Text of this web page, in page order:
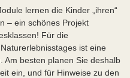
lernen die Kinder „ihren“
– ein schönes Projekt
Für die
ist eine
Am besten planen Sie deshalb
ein, und für Hinweise zu den